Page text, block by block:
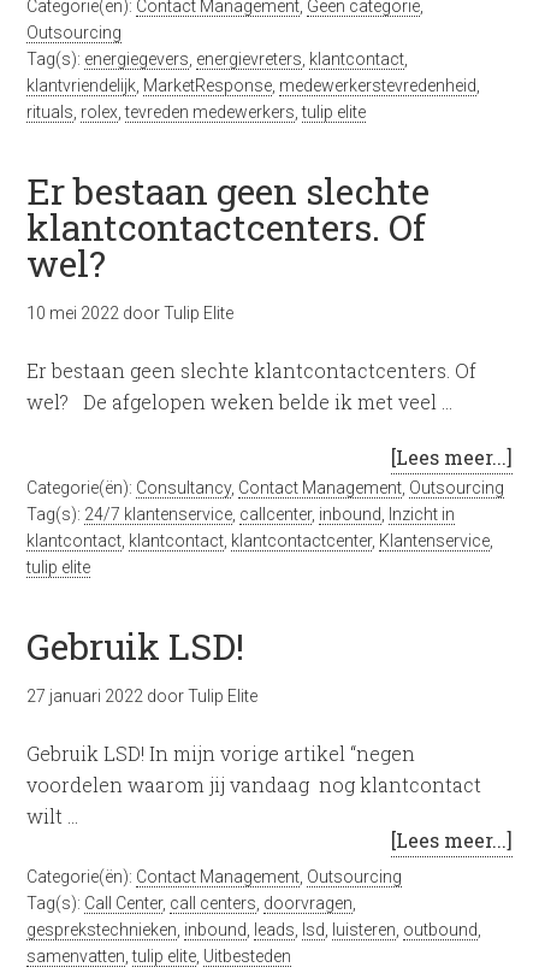
Categorie(ën): Contact Management Geen categorie
Outsourcing
Tag(s): energiegevers energievreters klantcontact
klantvriendelijk MarketResponse medewerkerstevredenheid
rituals rolex ,tevreden medewerkers ,tulip elite
Er bestaan geen slechte
klantcontactcenters. Of
wel?
10 mei 2022 doorTulip Elite
Er bestaan geen slechte klantcontactcenters. Of
wel? De afgelopen weken belde ik met veel …
[Lees meer...]
Categorie(ën): Consultancy, Contact Management Outsourcing
Tag(s): 24/7 klantenservice callcenter, inbound
Inzicht in
klantcontact klantcontact klantcontactcenter, Klantenservice
tulip elite
Gebruik LSD!
27 januari 2022 doorTulip Elite
Gebruik LSD! In mijn vorige artikel “negen
voordelen waarom jij vandaag nog klantcontact
wilt …
[Lees meer...]
Categorie(ën): Contact Management Outsourcing
Tag(s): Call Center, call centers doorvragen
gesprekstechnieken inbound leads lsd luisteren outbound
samenvatten ,tulip elite Uitbesteden